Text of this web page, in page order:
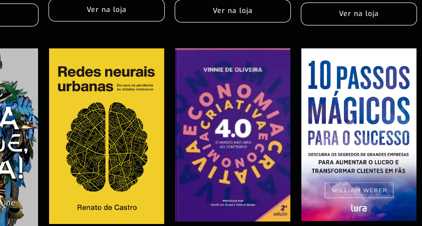
Ver na loja Ver na loja Ver na loja